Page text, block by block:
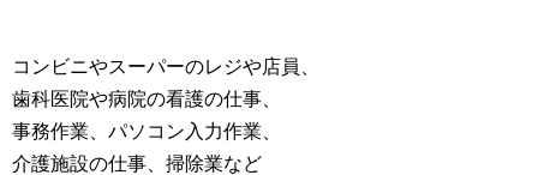
コンビニやスーパーのレジや店員、
歯科医院や病院の看護の仕事、
事務作業、パソコン入力作業、
介護施設の仕事、掃除業など